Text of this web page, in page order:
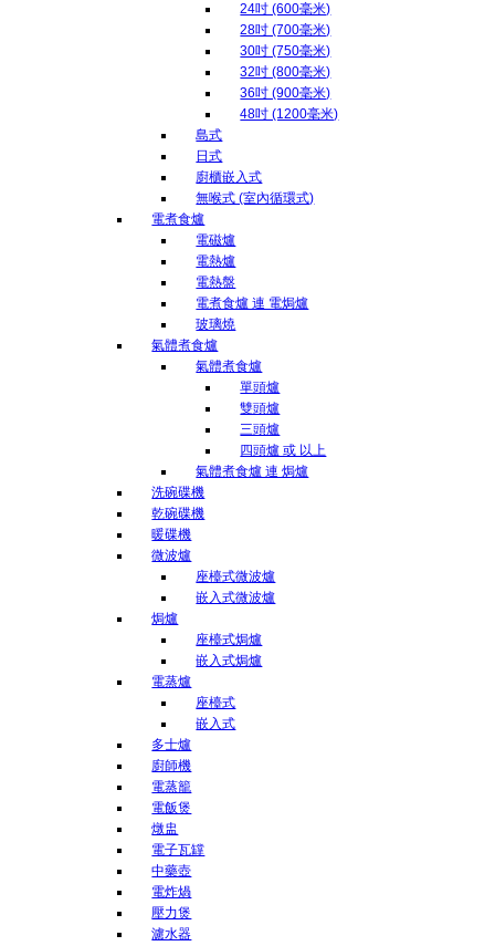
24吋 (600毫米)
28吋 (700毫米)
30吋 (750毫米)
32吋 (800毫米)
36吋 (900毫米)
48吋 (1200毫米)
島式
日式
廚櫃嵌入式
無喉式 (室內循環式)
電煮食爐
電磁爐
電熱爐
電熱盤
電煮食爐 連 電焗爐
玻璃燒
氣體煮食爐
氣體煮食爐
單頭爐
雙頭爐
三頭爐
四頭爐 或 以上
氣體煮食爐 連 焗爐
洗碗碟機
乾碗碟機
暖碟機
微波爐
座檯式微波爐
嵌入式微波爐
焗爐
座檯式焗爐
嵌入式焗爐
電蒸爐
座檯式
嵌入式
多士爐
廚師機
電蒸籠
電飯煲
燉盅
電子瓦罉
中藥壺
電炸煱
壓力煲
濾水器